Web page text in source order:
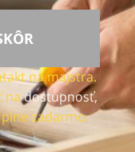
na majstra.
nadostupnosť,
zadarmo.